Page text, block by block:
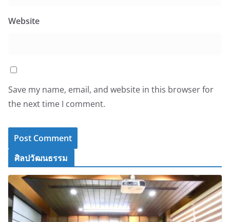
Website
Save my name, email, and website in this browser for
the next time I comment.
ศิลปวัฒนธรรม